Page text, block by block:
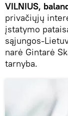
VILNIUS,
privačiųjų
įstatymo
sąjungos-
narė Gintarė
tarnyba.